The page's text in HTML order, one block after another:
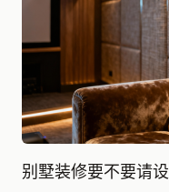
别墅装修要不要请